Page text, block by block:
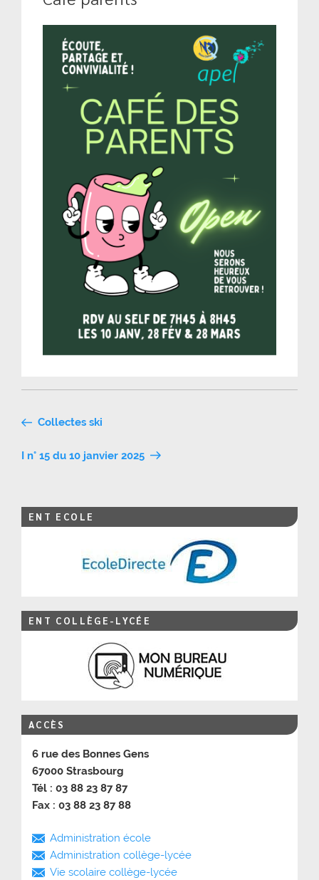
Navigation
de
Collectes ski
I n° 15 du 10 janvier 2025
ENT ECOLE
ENT COLLÈGE-LYCÉE
ACCÈS
6 rue des Bonnes Gens
67000 Strasbourg
Tél : 03 88 23 87 87
Fax : 03 88 23 87 88
Administration école
Administration collège-lycée
Vie scolaire collège-lycée